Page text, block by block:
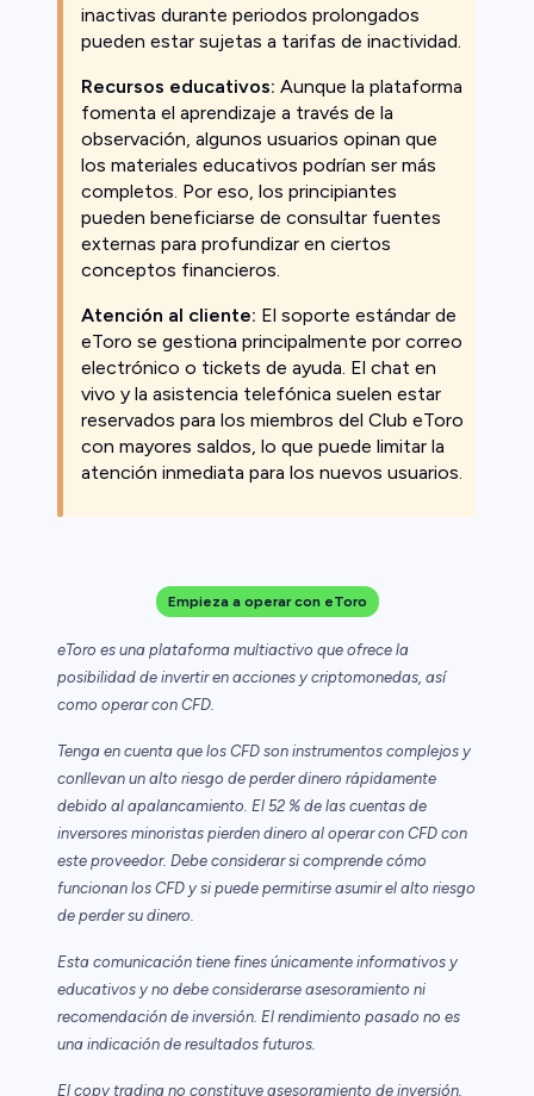
inactivas durante periodos prolongados
pueden estar sujetas a tarifas de inactividad.
Recursos educativos: Aunque la plataforma
fomenta el aprendizaje a través de la
observación, algunos usuarios opinan que
los materiales educativos podrían ser más
completos. Por eso, los principiantes
pueden beneficiarse de consultar fuentes
externas para profundizar en ciertos
conceptos financieros.
Atención al cliente: El soporte estándar de
eToro se gestiona principalmente por correo
electrónico o tickets de ayuda. El chat en
vivo y la asistencia telefónica suelen estar
reservados para los miembros del Club eToro
con mayores saldos, lo que puede limitar la
atención inmediata para los nuevos usuarios.
Empieza a operar con eToro
eToro es una plataforma multiactivo que ofrece la
posibilidad de invertir en acciones y criptomonedas, así
como operar con CFD.
Tenga en cuenta que los CFD son instrumentos complejos y
conllevan un alto riesgo de perder dinero rápidamente
debido al apalancamiento. El 52 % de las cuentas de
inversores minoristas pierden dinero al operar con CFD con
este proveedor. Debe considerar si comprende cómo
funcionan los CFD y si puede permitirse asumir el alto riesgo
de perder su dinero.
Esta comunicación tiene fines únicamente informativos y
educativos y no debe considerarse asesoramiento ni
recomendación de inversión. El rendimiento pasado no es
una indicación de resultados futuros.
El copy trading no constituye asesoramiento de inversión.